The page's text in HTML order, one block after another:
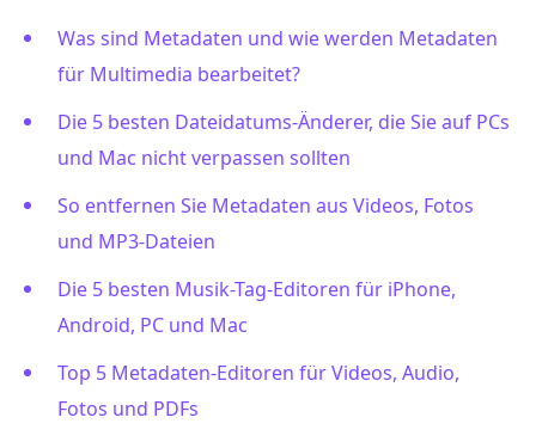
Was sind Metadaten und wie werden Metadaten
für Multimedia bearbeitet?
Die 5 besten Dateidatums-Änderer, die Sie auf PCs
und Mac nicht verpassen sollten
So entfernen Sie Metadaten aus Videos, Fotos
und MP3-Dateien
Die 5 besten Musik-Tag-Editoren für iPhone,
Android, PC und Mac
Top 5 Metadaten-Editoren für Videos, Audio,
Fotos und PDFs